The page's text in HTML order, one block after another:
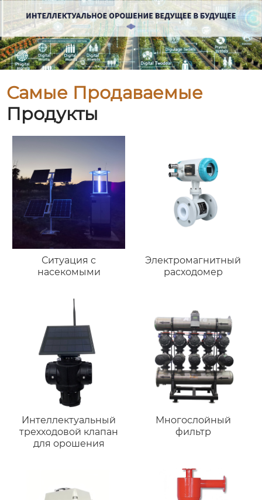
Самые Продаваемые
Продукты
Ситуация с
насекомыми
Электромагнитный
расходомер
Интеллектуальный
трехходовой клапан
для орошения
Многослойный
фильтр